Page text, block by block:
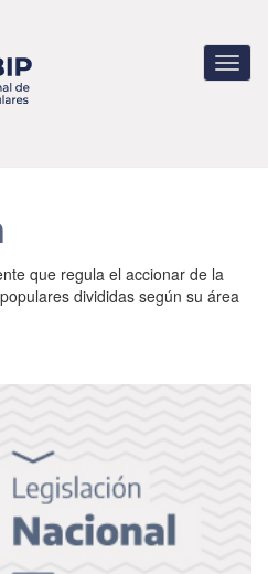
que regula el accionar de la
divididas según su área